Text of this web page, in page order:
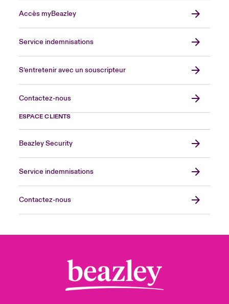
Accès myBeazley
Service indemnisations
S’entretenir avec un souscripteur
Contactez-nous
ESPACE CLIENTS
Beazley Security
Service indemnisations
Contactez-nous